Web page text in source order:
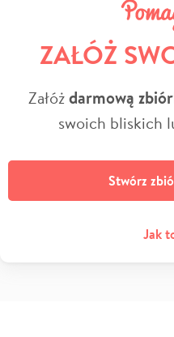
ZAŁÓŻ
Załóżdarmową
swoich bliskich
Stwórz
Jak